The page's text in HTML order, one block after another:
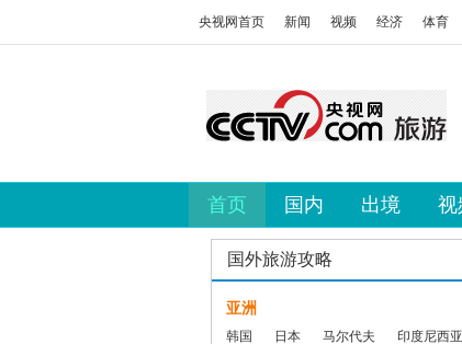
央视网首页 新闻 视频 经济 体育
首页 国内 出境 视
国外旅游攻略
亚洲
韩国 日本 马尔代夫
印度尼西亚